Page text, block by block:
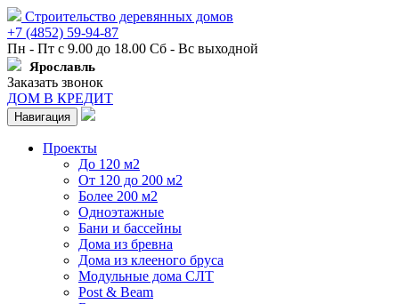
Строительство деревянных домов
+7 (4852) 59-94-87
Пн - Пт с 9.00 до 18.00 Сб - Вс выходной
Ярославль
Заказать звонок
ДОМ В КРЕДИТ
Навигация
Проекты
До 120 м2
От 120 до 200 м2
Более 200 м2
Одноэтажные
Бани и бассейны
Дома из бревна
Дома из клееного бруса
Модульные дома СЛТ
Post & Beam